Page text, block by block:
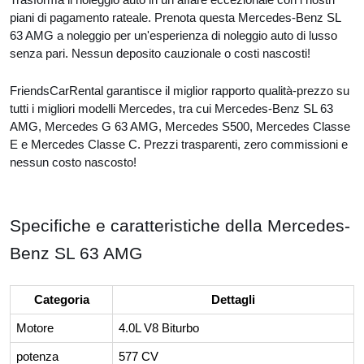
piani di pagamento rateale. Prenota questa Mercedes-Benz SL
63 AMG a noleggio per un'esperienza di noleggio auto di lusso
senza pari. Nessun deposito cauzionale o costi nascosti!
FriendsCarRental garantisce il miglior rapporto qualità-prezzo su
tutti i migliori modelli Mercedes, tra cui Mercedes-Benz SL 63
AMG, Mercedes G 63 AMG, Mercedes S500, Mercedes Classe
E e Mercedes Classe C. Prezzi trasparenti, zero commissioni e
nessun costo nascosto!
Specifiche e caratteristiche della Mercedes-
Benz SL 63 AMG
Categoria Dettagli
Motore 4.0L V8 Biturbo
potenza 577 CV